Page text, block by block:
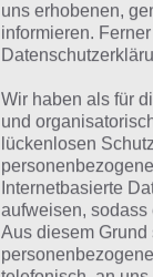
uns erhobenen,
informieren.
Wir haben als für
und
lückenlosen
Internetbasierte
aufweisen, sodass
Aus diesem Grund